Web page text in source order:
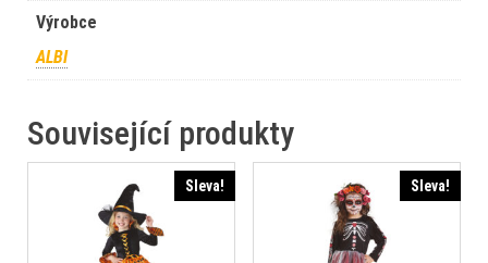
Výrobce
ALBI
Související produkty
Sleva! Sleva!